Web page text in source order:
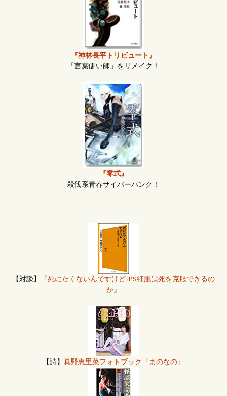
『神林長平トリビュート』
「言葉使い師」をリメイク！
『零式』
殺伐系青春サイバーパンク！
【対談】
『死にたくないんですけど iPS細胞は死を克服できるの
か』
【詩】 真野恵里菜フォトブック『まのなの』